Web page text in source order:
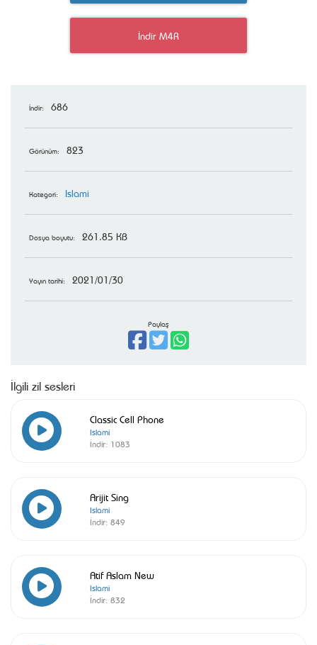
İndir M4R
İndir: 686
Görünüm: 823
Kategori: Islami
Dosya boyutu: 261.85 KB
Yayın tarihi: 2021/01/30
Paylaş
İlgili zil sesleri
Classic Cell Phone
Islami
İndir: 1083
Arijit Sing
Islami
İndir: 849
Atif Aslam New
Islami
İndir: 832